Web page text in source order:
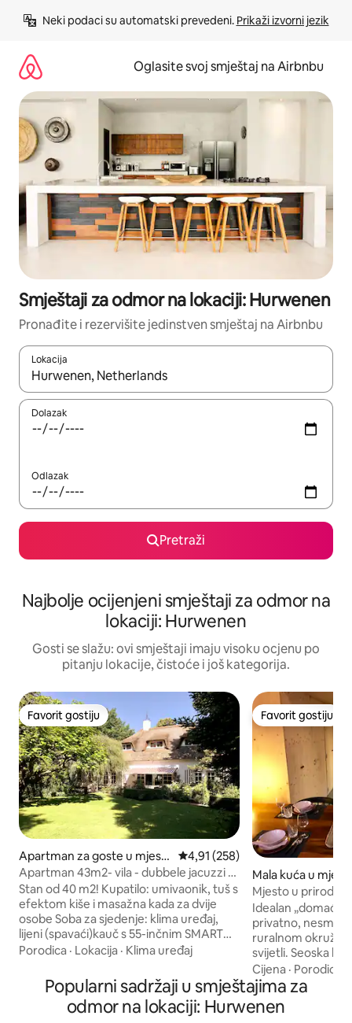
Neki podaci su automatski prevedeni. Prikaži izvorni jezik
Oglasite svoj smještaj na Airbnbu
Smještaji za odmor na lokaciji: Hurwenen
Pronađite i rezervišite jedinstven smještaj na Airbnbu
Lokacija
Kad rezultati budu dostupni, krećite se gore i dolje pomoću
Dolazak
Odlazak
Pretraži
Najbolje ocijenjeni smještaji za odmor na
lokaciji: Hurwenen
Gosti se slažu: ovi smještaji imaju visoku ocjenu po
pitanju lokacije, čistoće i još kategorija.
Favorit gostiju
Favorit gostiju
Apartman za goste u mjest
u Oss
Prosječna ocjena: 4,91 od 5,
4,91 (258)
Apartman 43m2- vila - dubbele jacuzzi -
sauna
Stan od 40 m2! Kupatilo: umivaonik, tuš s
efektom kiše i masažna kada za dvije
osobe Soba za sjedenje: klima uređaj,
lijeni (spavaći)kauč s 55-inčnim SMART
TV-om s NLzietom, Netflixom i
podesivi bračni krevet s oprugama, 55-
inčni SMART TV Kuhinja/blagovaonica:
stol za 4 osobe, aparat za espresso,
Porodica · Lokacija · Klima uređaj
Favorit gostiju
Favorit gostiju
Mala kuća u
Kessel
Mjesto u prirodi u
Idealan „domaći
privatno,
ruralnom
svijetli. Seoska
Sofa se može
razvlačenje. Struinen u prirodi s
opsežnim
Pogledajte velike
Cijena · Porodica
Popularni sadržaji u smještajima za
odmor na lokaciji: Hurwenen